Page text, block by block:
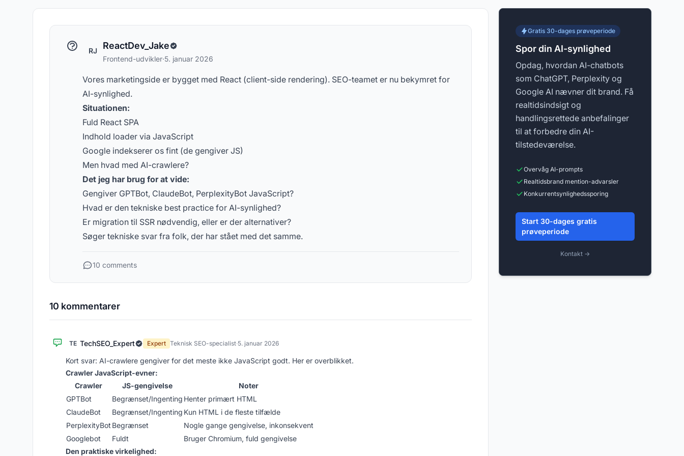
koncepter om AI-synlighed
spørgsmål
RJ ReactDev_Jake
Frontend-udvikler·5. januar 2026
Vores marketingside er bygget med React (client-side rendering). SEO-teamet er nu bekymret for
AI-synlighed.
Situationen:
Fuld React SPA
Indhold loader via JavaScript
Google indekserer os fint (de gengiver JS)
Men hvad med AI-crawlere?
Det jeg har brug for at vide:
Gengiver GPTBot, ClaudeBot, PerplexityBot JavaScript?
Hvad er den tekniske best practice for AI-synlighed?
Er migration til SSR nødvendig, eller er der alternativer?
Søger tekniske svar fra folk, der har stået med det samme.
10 comments
10 kommentarer
TE TechSEO_Expert Expert Teknisk SEO-specialist·5. januar 2026
Kort svar: AI-crawlere gengiver for det meste ikke JavaScript godt. Her er overblikket.
Crawler JavaScript-evner:
Crawler
JS-gengivelse
Noter
GPTBot
Begrænset/Ingenting Henter primært HTML
ClaudeBot
Begrænset/Ingenting Kun HTML i de fleste tilfælde
PerplexityBot Begrænset
Nogle gange gengivelse, inkonsekvent
Googlebot
Fuldt
Bruger Chromium, fuld gengivelse
Den praktiske virkelighed:
Gratis 30-dages prøveperiode
Spor din AI-synlighed
Opdag, hvordan AI-chatbots
som ChatGPT, Perplexity og
Google AI nævner dit brand. Få
realtidsindsigt og
handlingsrettede anbefalinger
til at forbedre din AI-
tilstedeværelse.
Overvåg AI-prompts
Realtidsbrand mention-advarsler
Konkurrentsynlighedssporing
Start 30-dages gratis
prøveperiode
Kontakt →